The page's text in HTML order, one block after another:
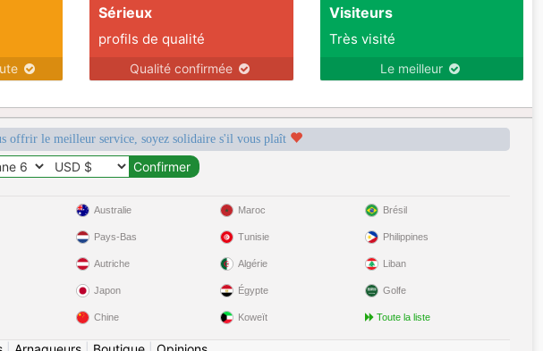
Sérieux
profils de qualité
Qualité confirmée
Visiteurs
Très visité
Le meilleur
offrir le meilleur service, soyez solidaire s'il vous plaît
Australie
Pays-Bas
Autriche
Japon
Chine
Maroc
Tunisie
Algérie
Égypte
Koweït
Brésil
Philippines
Liban
Golfe
Toute la liste